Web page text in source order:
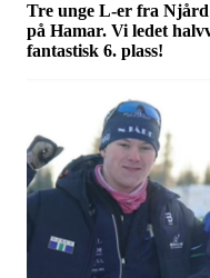
Tre unge L-er fra
på Hamar. Vi ledet
fantastisk 6. plass!